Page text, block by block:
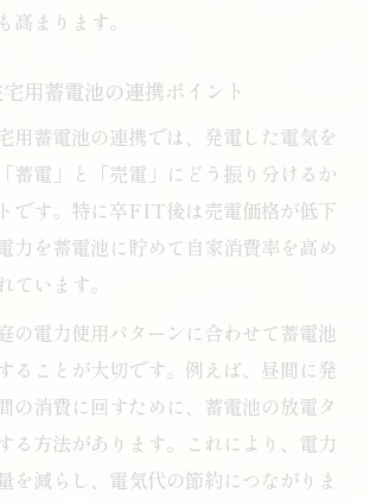
高まります。
用蓄電池の連携ポイント
用蓄電池の連携では、発電した電気を
蓄電」と「売電」にどう振り分けるか
です。特に卒FIT後は売電価格が低下
力を蓄電池に貯めて自家消費率を高め
ています。
の電力使用パターンに合わせて蓄電池
ることが大切です。例えば、昼間に発
の消費に回すために、蓄電池の放電タ
る方法があります。これにより、電力
を減らし、電気代の節約につながりま